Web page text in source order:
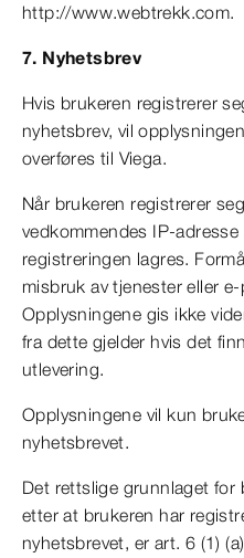
http://www.webtrekk.com.
7. Nyhetsbrev
Hvis brukeren registrerer
nyhetsbrev, vil
overføres til Viega.
Når brukeren registrerer
vedkommendes IP-
registreringen lagres.
misbruk av tjenester eller
Opplysningene gis ikke
fra dette gjelder hvis det
utlevering.
Opplysningene vil kun
nyhetsbrevet.
Det rettslige grunnlaget for
etter at brukeren har
nyhetsbrevet, er art. 6 (1)